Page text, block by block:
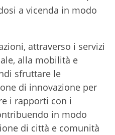
a vicenda in modo
attraverso i servizi
alla mobilità e
sfruttare le
di innovazione per
i rapporti con i
in modo
di città e comunità